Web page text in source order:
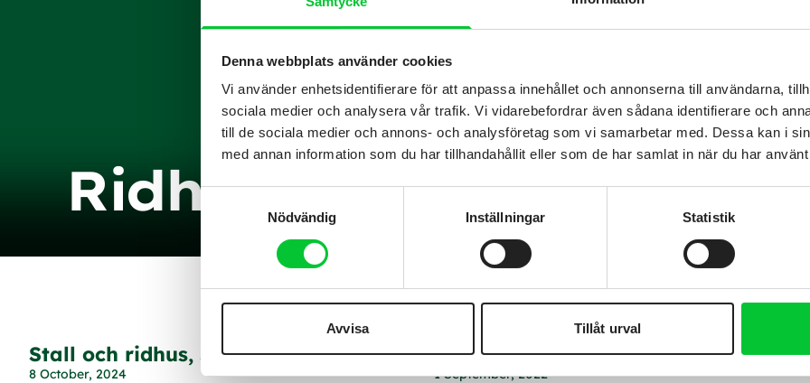
Denna webbplats använder cookies
Vi använder enhetsidentifierare för att anpassa innehållet och annonserna till användarna,
sociala medier och analysera vår trafik. Vi vidarebefordrar även sådana identifierare och
till de sociala medier och annons- och analysföretag som vi samarbetar med. Dessa kan i
med annan information som du har tillhandahållit eller som de har samlat in när du har
Nödvändig
Inställningar Statistik
Avvisa Tillåt urval
Ridhus
Stall och ridhus, Sandhult, Borås
8 October, 2024
Ridhus, Kungsbacka
1 September, 2022